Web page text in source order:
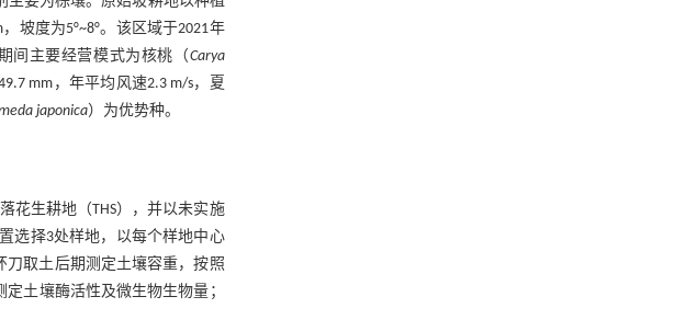
坡度为5°~8°。该区域于2021年
间主要经营模式为核桃（Carya
mm，年平均风速2.3 m/s，夏
japonica）为优势种。
花生耕地（THS），并以未实施
选择3处样地，以每个样地中心
刀取土后期测定土壤容重，按照
土壤酶活性及微生物生物量；